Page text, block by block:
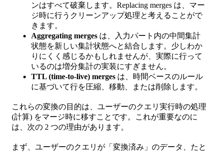
ンはすべて破棄します。Replacing merges は、マー
ジ時に行うクリーンアップ処理と考えることがで
きます。
Aggregating merges は、入力パート内の中間集計
状態を新しい集計状態へと結合します。少しわか
りにくく感じるかもしれませんが、実際に行って
いるのは増分集計の実装にすぎません。
TTL (time-to-live) merges は、時間ベースのルール
に基づいて行を圧縮、移動、または削除します。
これらの変換の目的は、ユーザーのクエリ実行時の処理
(計算) をマージ時に移すことです。これが重要なのに
は、次の 2 つの理由があります。
まず、ユーザーのクエリが「変換済み」のデータ、たと